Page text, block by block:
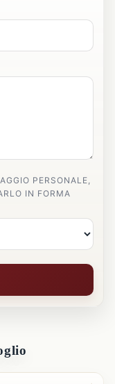
PERSONALE,
IN FORMA